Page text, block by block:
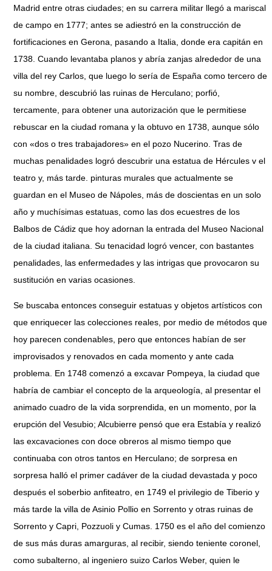
Madrid entre otras ciudades; en su carrera militar llegó a mariscal
de campo en 1777; antes se adiestró en la construcción de
fortificaciones en Gerona, pasando a Italia, donde era capitán en
1738. Cuando levantaba planos y abría zanjas alrededor de una
villa del rey Carlos, que luego lo sería de España como tercero de
su nombre, descubrió las ruinas de Herculano; porfió,
tercamente, para obtener una autorización que le permitiese
rebuscar en la ciudad romana y la obtuvo en 1738, aunque sólo
con «dos o tres trabajadores» en el pozo Nucerino. Tras de
muchas penalidades logró descubrir una estatua de Hércules v el
teatro y, más tarde. pinturas murales que actualmente se
guardan en el Museo de Nápoles, más de doscientas en un solo
año y muchísimas estatuas, como las dos ecuestres de los
Balbos de Cádiz que hoy adornan la entrada del Museo Nacional
de la ciudad italiana. Su tenacidad logró vencer, con bastantes
penalidades, las enfermedades y las intrigas que provocaron su
sustitución en varias ocasiones.
Se buscaba entonces conseguir estatuas y objetos artísticos con
que enriquecer las colecciones reales, por medio de métodos que
hoy parecen condenables, pero que entonces habían de ser
improvisados y renovados en cada momento y ante cada
problema. En 1748 comenzó a excavar Pompeya, la ciudad que
habría de cambiar el concepto de la arqueología, al presentar el
animado cuadro de la vida sorprendida, en un momento, por la
erupción del Vesubio; Alcubierre pensó que era Estabía y realizó
las excavaciones con doce obreros al mismo tiempo que
continuaba con otros tantos en Herculano; de sorpresa en
sorpresa halló el primer cadáver de la ciudad devastada y poco
después el soberbio anfiteatro, en 1749 el privilegio de Tiberio y
más tarde la villa de Asinio Pollio en Sorrento y otras ruinas de
Sorrento y Capri, Pozzuoli y Cumas. 1750 es el año del comienzo
de sus más duras amarguras, al recibir, siendo teniente coronel,
como subalterno, al ingeniero suizo Carlos Weber, quien le